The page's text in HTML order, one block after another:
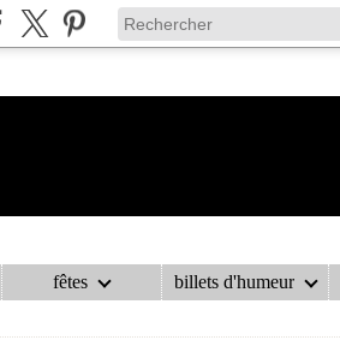
fêtes billets d'humeur
GRATIN D'AUTOMNE